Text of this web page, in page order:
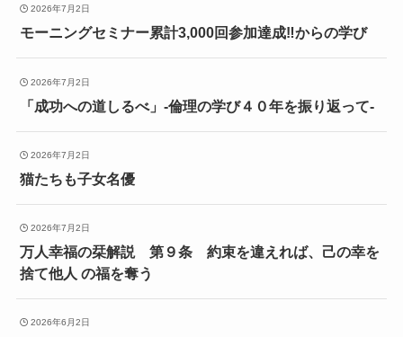
2026年7月2日
モーニングセミナー累計3,000回参加達成‼からの学び
2026年7月2日
「成功への道しるべ」‐倫理の学び４０年を振り返って‐
2026年7月2日
猫たちも子女名優
2026年7月2日
万人幸福の栞解説 第９条 約束を違えれば、己の幸を
捨て他人 の福を奪う
2026年6月2日